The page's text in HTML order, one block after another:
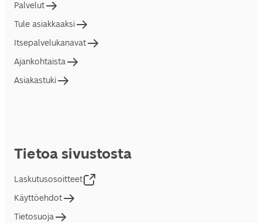
Palvelut
Tule asiakkaaksi
Itsepalvelukanavat
Ajankohtaista
Asiakastuki
Tietoa sivustosta
Laskutusosoitteet
Käyttöehdot
Tietosuoja